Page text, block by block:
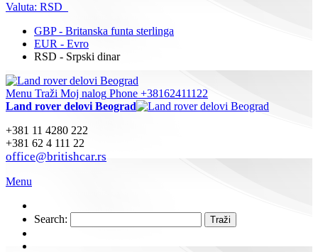
Valuta: RSD
GBP - Britanska funta sterlinga
EUR - Evro
RSD - Srpski dinar
Menu Traži Moj nalog Phone +38162411122
Land rover delovi Beograd
+381 11 4280 222
+381 62 4 111 22
office@britishcar.rs
Menu
Search: Traži